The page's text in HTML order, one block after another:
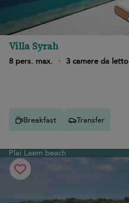
Villa Syrah
8 pers. max.
· 3 camere da letto
Breakfast Transfer
Plai Laem beach